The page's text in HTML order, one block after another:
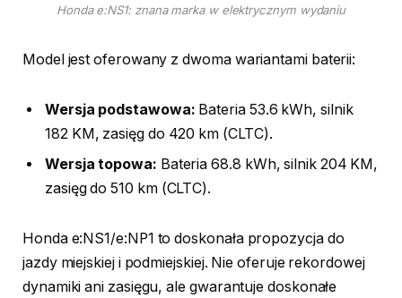
Honda e:NS1: znana marka w elektrycznym wydaniu
Model jest oferowany z dwoma wariantami baterii:
Wersja podstawowa: Bateria 53.6 kWh, silnik
182 KM, zasięg do 420 km (CLTC).
Wersja topowa: Bateria 68.8 kWh, silnik 204 KM,
zasięg do 510 km (CLTC).
Honda e:NS1/e:NP1 to doskonała propozycja do
jazdy miejskiej i podmiejskiej. Nie oferuje rekordowej
dynamiki ani zasięgu, ale gwarantuje doskonałe